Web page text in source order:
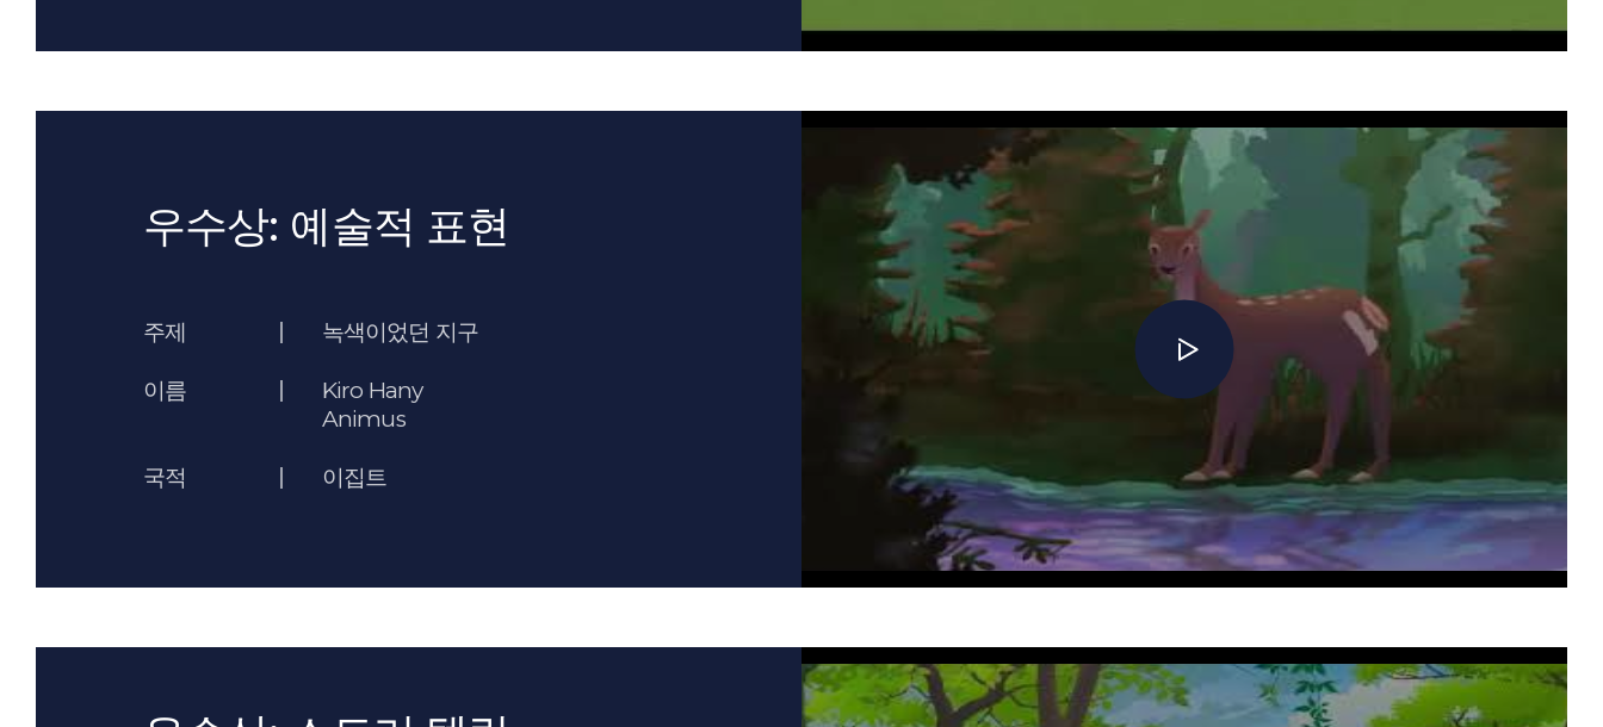
우수상: 예술적 표현
주제 녹색이었던 지구
이름
Kiro Hany
Animus
국적 이집트